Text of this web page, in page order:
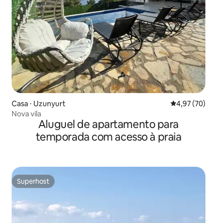
Casa ⋅ Uzunyurt 4,97 de uma
4,97 (70)
Nova vila
Aluguel de apartamento para
temporada com acesso à praia
Superhost
Superhost